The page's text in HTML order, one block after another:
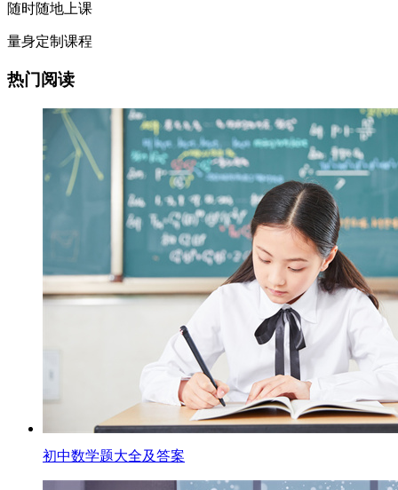
随时随地上课
量身定制课程
热门阅读
初中数学题大全及答案